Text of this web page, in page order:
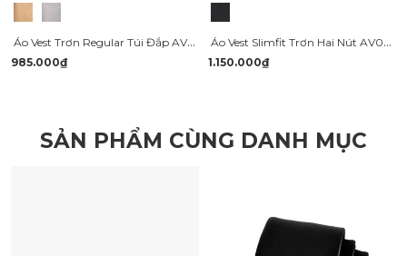
Áo Vest Trơn Regular Túi Đắp AV037
985.000₫
Áo Vest Slimfit Trơn Hai Nút AV036
1.150.000₫
SẢN PHẨM CÙNG DANH MỤC